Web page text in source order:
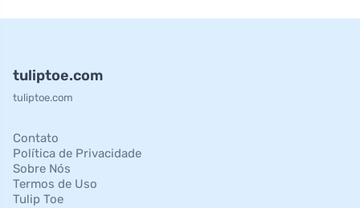
tuliptoe.com
tuliptoe.com
Contato
Política de Privacidade
Sobre Nós
Termos de Uso
Tulip Toe